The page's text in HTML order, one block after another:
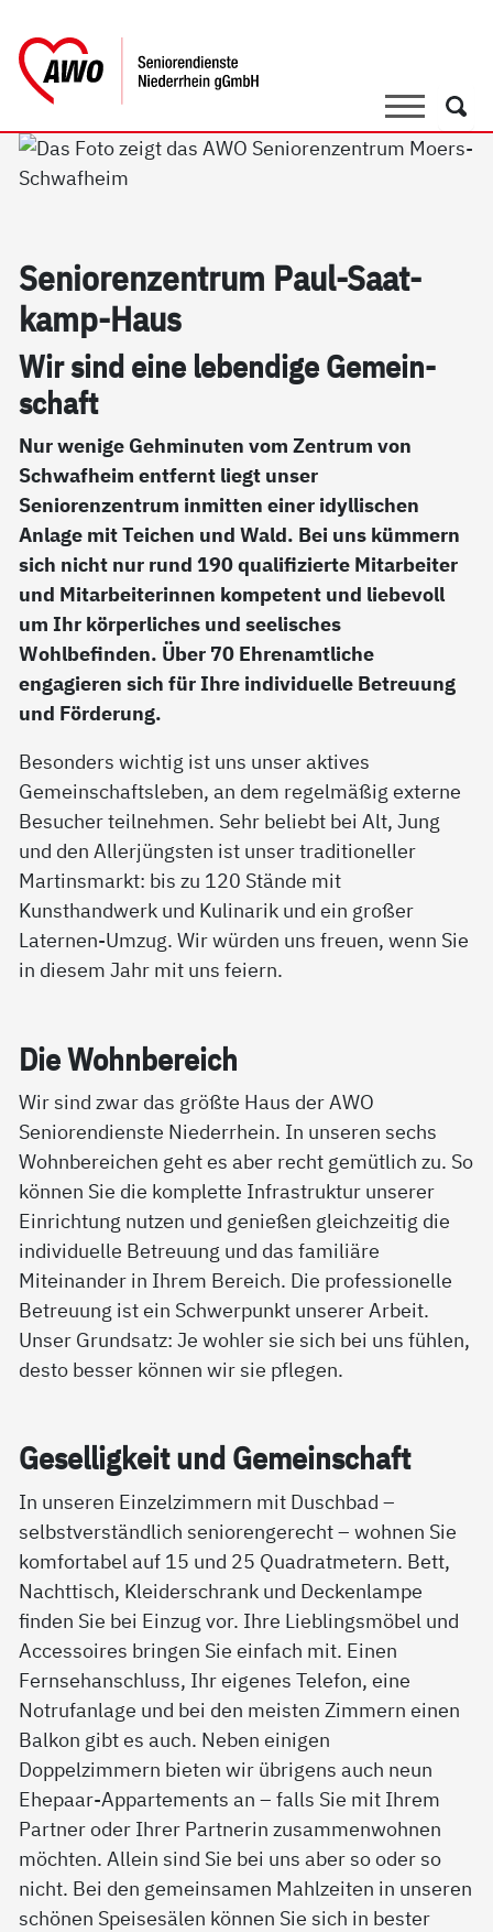
SucheSuche
Se­nio­ren­zen­trum Paul-Saat­
kamp-Haus
Wir sind ei­ne le­ben­di­ge Ge­mein­
schaft
Nur wenige Gehminuten vom Zentrum von
Schwafheim entfernt liegt unser
Seniorenzentrum inmitten einer idyllischen
Anlage mit Teichen und Wald. Bei uns kümmern
sich nicht nur rund 190 qualifizierte Mitarbeiter
und Mitarbeiterinnen kompetent und liebevoll
um Ihr körperliches und seelisches
Wohlbefinden. Über 70 Ehrenamtliche
engagieren sich für Ihre individuelle Betreuung
und Förderung.
Besonders wichtig ist uns unser aktives
Gemeinschaftsleben, an dem regelmäßig externe
Besucher teilnehmen. Sehr beliebt bei Alt, Jung
und den Allerjüngsten ist unser traditioneller
Martinsmarkt: bis zu 120 Stände mit
Kunsthandwerk und Kulinarik und ein großer
Laternen-Umzug. Wir würden uns freuen, wenn Sie
in diesem Jahr mit uns feiern.
Die Wohn­be­reich
Wir sind zwar das größte Haus der AWO
Seniorendienste Niederrhein. In unseren sechs
Wohnbereichen geht es aber recht gemütlich zu. So
können Sie die komplette Infrastruktur unserer
Einrichtung nutzen und genießen gleichzeitig die
individuelle Betreuung und das familiäre
Miteinander in Ihrem Bereich. Die professionelle
Betreuung ist ein Schwerpunkt unserer Arbeit.
Unser Grundsatz: Je wohler sie sich bei uns fühlen,
desto besser können wir sie pflegen.
Ge­sel­lig­keit und Ge­mein­schaft
In unseren Einzelzimmern mit Duschbad –
selbstverständlich seniorengerecht – wohnen Sie
komfortabel auf 15 und 25 Quadratmetern. Bett,
Nachttisch, Kleiderschrank und Deckenlampe
finden Sie bei Einzug vor. Ihre Lieblingsmöbel und
Accessoires bringen Sie einfach mit. Einen
Fernsehanschluss, Ihr eigenes Telefon, eine
Notrufanlage und bei den meisten Zimmern einen
Balkon gibt es auch. Neben einigen
Doppelzimmern bieten wir übrigens auch neun
Ehepaar-Appartements an – falls Sie mit Ihrem
Partner oder Ihrer Partnerin zusammenwohnen
möchten. Allein sind Sie bei uns aber so oder so
nicht. Bei den gemeinsamen Mahlzeiten in unseren
schönen Speisesälen können Sie sich in bester